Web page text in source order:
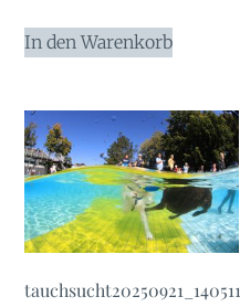
In den Warenkorb
tauchsucht20250921_140511